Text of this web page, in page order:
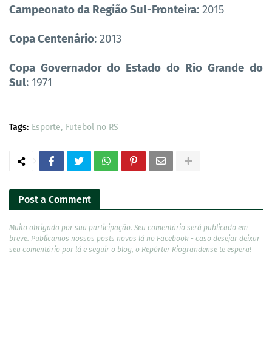
Campeonato da Região Sul-Fronteira: 2015
Copa Centenário: 2013
Copa Governador do Estado do Rio Grande do
Sul: 1971
Tags: Esporte Futebol no RS
Post a Comment
Muito obrigado por sua participação. Seu comentário será publicado em
breve. Publicamos nossos posts novos lá no Facebook - caso desejar deixar
seu comentário por lá e seguir o blog, o Repórter Riograndense te espera!